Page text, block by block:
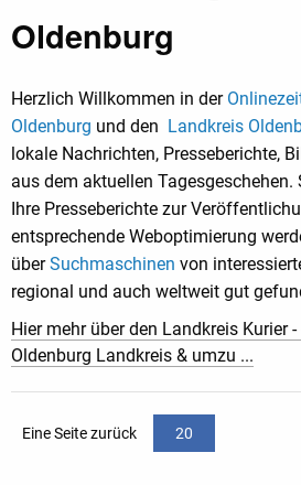
Oldenburg
Herzlich Willkommen in der
Oldenburg und den Landkreis
lokale Nachrichten, Presseberichte,
aus dem aktuellen Tagesgeschehen.
Ihre Presseberichte zur
entsprechende Weboptimierung
überSuchmaschinen von
regional und auch weltweit gut
Hier mehr über den Landkreis Kurier
Oldenburg Landkreis & umzu ...
Eine Seite zurück 20